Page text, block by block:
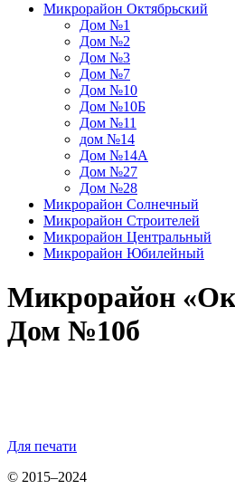
Микрорайон Октябрьский
Дом №1
Дом №2
Дом №3
Дом №7
Дом №10
Дом №10Б
Дом №11
дом №14
Дом №14А
Дом №27
Дом №28
Микрорайон Солнечный
Микрорайон Строителей
Микрорайон Центральный
Микрорайон Юбилейный
Микрорайон
Дом №10б
Для печати
© 2015–2024